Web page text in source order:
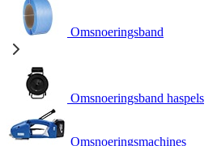
Omsnoeringsband
Omsnoeringsband haspels
Omsnoeringsmachines